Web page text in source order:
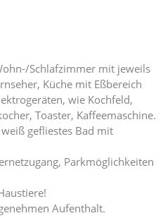
Schlafzimmer mit jeweils
Küche mit Eßbereich
wie Kochfeld,
Toaster, Kaffeemaschine.
gefliestes Bad mit
Parkmöglichkeiten
Aufenthalt.